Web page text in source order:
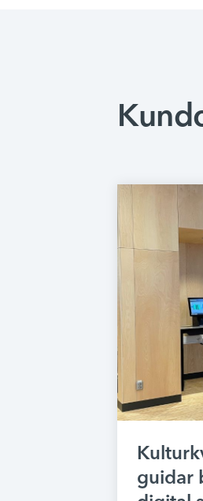
guidar